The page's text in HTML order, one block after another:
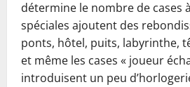
détermine le nombre de cases
spéciales ajoutent des
ponts, hôtel, puits, labyrinthe,
et même les cases « joueur
introduisent un peu